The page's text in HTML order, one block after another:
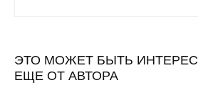
ЭТО МОЖЕТ БЫТЬ
ЕЩЕ ОТ АВТОРА